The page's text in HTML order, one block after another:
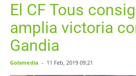
El CF Tous
amplia victoria
Gandia
Golsmedia - 11 Feb, 2019 09:21